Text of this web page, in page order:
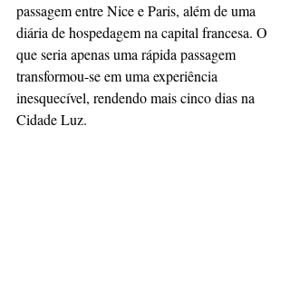
passagem entre Nice e Paris, além de uma
diária de hospedagem na capital francesa. O
que seria apenas uma rápida passagem
transformou-se em uma experiência
inesquecível, rendendo mais cinco dias na
Cidade Luz.